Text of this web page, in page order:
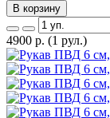
В корзину
4900 р. (1 рул.)